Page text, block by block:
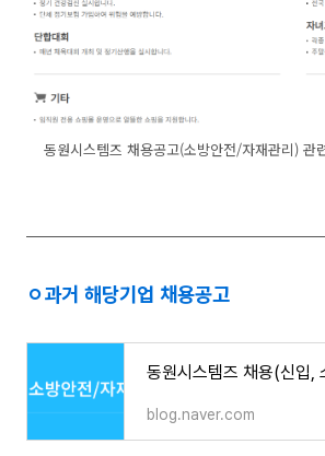
동원시스템즈 채용공고(소방안전/자재관리) 관
ㅇ과거 해당기업 채용공고
동원시스템즈 채용(신입,
blog.naver.com